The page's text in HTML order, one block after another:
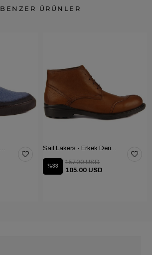
BENZER ÜRÜNLER
%33
105.00 USD
157.00 USD